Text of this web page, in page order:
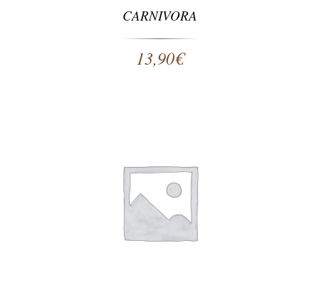
CARNIVORA
13,90€